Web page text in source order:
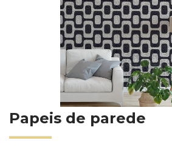
Papeis de parede